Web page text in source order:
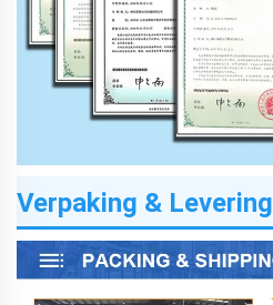
Verpaking & Levering